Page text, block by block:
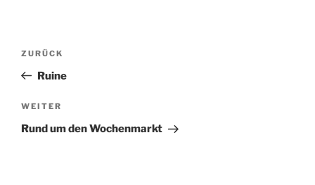
e
r
a
t
Beitragsnavigation
Vorheriger
Beitrag
ZURÜCK
Ruine
Nächster
Beitrag
WEITER
Rund um den Wochenmarkt